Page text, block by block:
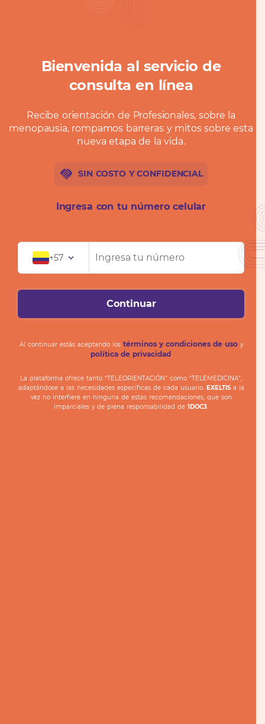
Bienvenida al servicio de
consulta en línea
Recibe orientación de Profesionales, sobre la
menopausia, rompamos barreras y mitos sobre esta
nueva etapa de la vida.
handshake SIN COSTO Y CONFIDENCIAL
Ingresa con tu número celular
+57 expand_more
Continuar
Al continuar estás aceptando los términos y condiciones de usoy
política de privacidad.
La plataforma ofrece tanto “TELEORIENTACIÓN” como “TELEMEDICINA”,
adaptándose a las necesidades específicas de cada usuario. EXELTISa la
vez no interfiere en ninguna de estas recomendaciones, que son
imparciales y de plena responsabilidad de 1DOC3.